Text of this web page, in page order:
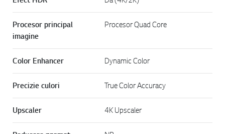
Procesor principal
imagine
Procesor Quad Core
Color Enhancer Dynamic Color
Precizie culori True Color Accuracy
Upscaler 4K Upscaler